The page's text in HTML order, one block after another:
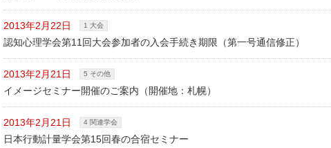
2013年2月22日 1 大会
認知心理学会第11回大会参加者の入会手続き期限（第一号通信修正）
2013年2月21日 5 その他
イメージセミナー開催のご案内（開催地：札幌）
2013年2月21日 4 関連学会
日本行動計量学会第15回春の合宿セミナー